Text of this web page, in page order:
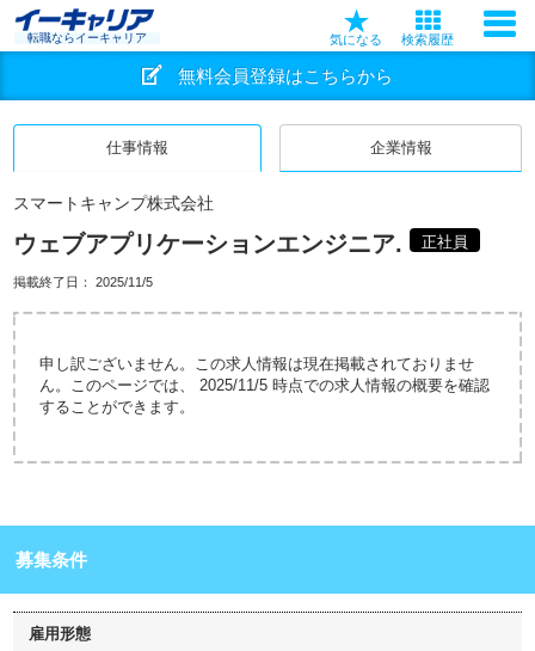
転職ならイーキャリア 気になる 検索履歴
無料会員登録はこちらから
仕事情報 企業情報
スマートキャンプ株式会社
ウェブアプリケーションエンジニア. 正社員
掲載終了日： 2025/11/5
申し訳ございません。この求人情報は現在掲載されておりませ
ん。このページでは、 2025/11/5 時点での求人情報の概要を確認
することができます。
募集条件
雇用形態